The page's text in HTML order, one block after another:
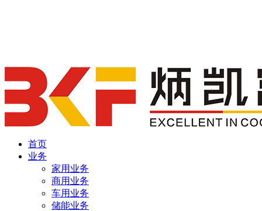
首页
业务
家用业务
商用业务
车用业务
储能业务